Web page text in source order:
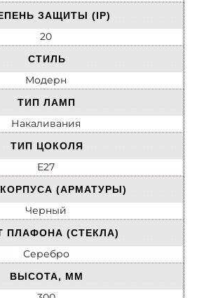
ЗАЩИТЫ (IP)
20
СТИЛЬ
Модерн
ТИП ЛАМП
Накаливания
ТИП ЦОКОЛЯ
E27
(АРМАТУРЫ)
Черный
ПЛАФОНА (СТЕКЛА)
Серебро
ВЫСОТА, ММ